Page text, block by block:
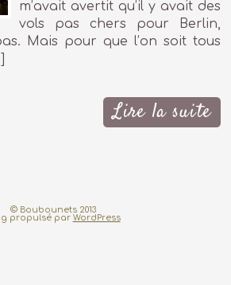
m’avait avertit qu’il y avait des
vols pas chers pour Berlin,
Mais pour que l’on soit tous
Lire la suite
© Boubounets 2013
propulsé par WordPress